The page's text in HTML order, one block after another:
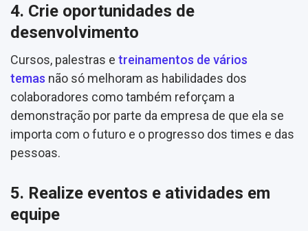
4. Crie oportunidades de
desenvolvimento
Cursos, palestras e treinamentos de vários
temas não só melhoram as habilidades dos
colaboradores como também reforçam a
demonstração por parte da empresa de que ela se
importa com o futuro e o progresso dos times e das
pessoas.
5. Realize eventos e atividades em
equipe